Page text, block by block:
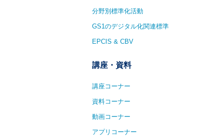
分野別標準化活動
GS1のデジタル化関連標準
EPCIS & CBV
講座・資料
講座コーナー
資料コーナー
動画コーナー
アプリコーナー